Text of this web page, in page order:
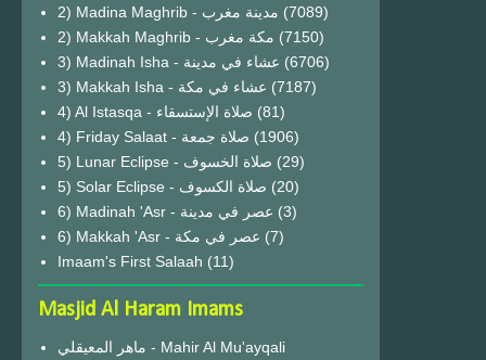
2) Madina Maghrib - مدينة مغرب (7089)
2) Makkah Maghrib - مكة مغرب (7150)
3) Madinah Isha - عشاء في مدينة (6706)
3) Makkah Isha - عشاء في مكة (7187)
4) Al Istasqa - صلاة الإستسقاء (81)
4) Friday Salaat - صلاة جمعة (1906)
5) Lunar Eclipse - صلاة الخسوف (29)
(20)
6) Madinah 'Asr - عصر في مدينة (3)
6) Makkah 'Asr - عصر في مكة (7)
Imaam's First Salaah (11)
Masjid Al Haram Imams
ماهر المعيقلي - Mahir Al Mu'ayqali